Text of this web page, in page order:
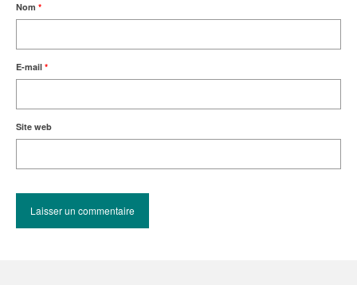
Nom *
E-mail *
Site web